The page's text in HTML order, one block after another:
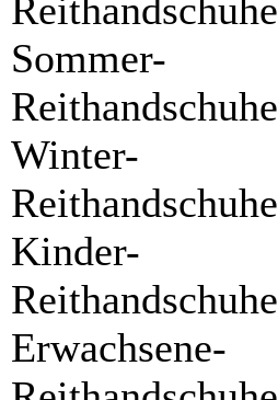
Reithandschuhe
Sommer-
Reithandschuhe
Winter-
Reithandschuhe
Kinder-
Reithandschuhe
Erwachsene-